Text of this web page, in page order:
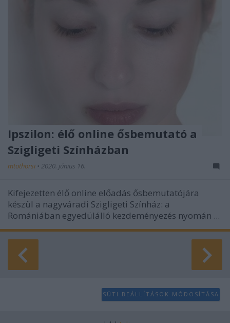
Ipszilon: élő online ősbemutató a
Szigligeti Színházban
mtothorsi • 2020. június 16.
Kifejezetten élő online előadás ősbemutatójára
készül a nagyváradi Szigligeti Színház: a
Romániában egyedülálló kezdeményezés nyomán ...
SÜTI BEÁLLÍTÁSOK MÓDOSÍTÁSA